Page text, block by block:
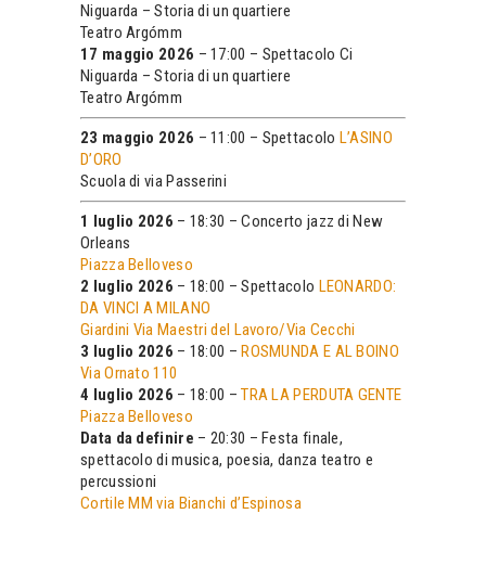
Niguarda – Storia di un quartiere
Teatro Argómm
17 maggio 2026 – 17:00 – Spettacolo Ci
Niguarda – Storia di un quartiere
Teatro Argómm
23 maggio 2026 – 11:00 – Spettacolo L’ASINO
D’ORO
Scuola di via Passerini
1 luglio 2026 – 18:30 – Concerto jazz di New
Orleans
Piazza Belloveso
2 luglio 2026 – 18:00 – Spettacolo LEONARDO:
DA VINCI A MILANO
Giardini Via Maestri del Lavoro/Via Cecchi
3 luglio 2026 – 18:00 –ROSMUNDA E AL BOINO
Via Ornato 110
4 luglio 2026 – 18:00 –TRA LA PERDUTA GENTE
Piazza Belloveso
Data da definire – 20:30 – Festa finale,
spettacolo di musica, poesia, danza teatro e
percussioni
Cortile MM via Bianchi d’Espinosa